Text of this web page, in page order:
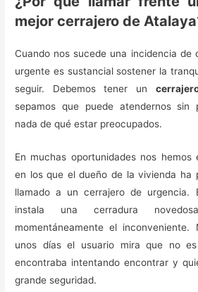
mejor cerrajero de
Cuando nos sucede una incidencia de
urgente es sustancial sostener la
seguir. Debemos tener un
sepamos que puede atendernos sin
nada de qué estar preocupados.
En muchas oportunidades nos
en los que el dueño de la vivienda ha
llamado a un cerrajero de urgencia.
instala una cerradura
momentáneamente el inconveniente.
unos días el usuario mira que no
encontraba intentando encontrar y
grande seguridad.